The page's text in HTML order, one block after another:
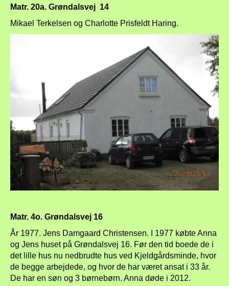
Matr. 20a. Grøndalsvej 14
Mikael Terkelsen og Charlotte Prisfeldt Haring.
Matr. 4o. Grøndalsvej 16
År 1977. Jens Damgaard Christensen. I 1977 købte Anna
og Jens huset på Grøndalsvej 16. Før den tid boede de i
det lille hus nu nedbrudte hus ved Kjeldgårdsminde, hvor
de begge arbejdede, og hvor de har været ansat i 33 år.
De har en søn og 3 børnebørn. Anna døde i 2012.